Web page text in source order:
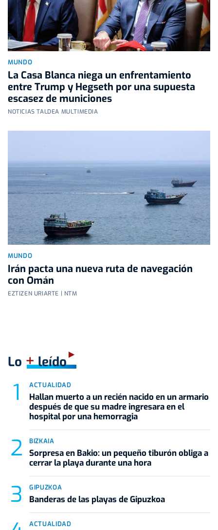
MUNDO
La Casa Blanca niega un enfrentamiento
entre Trump y Hegseth por una supuesta
escasez de municiones
NOTICIAS TALDEA MULTIMEDIA
MUNDO
Irán pacta una nueva ruta de navegación
con Omán
EZTIZEN URIARTE | NTM
Lo +leído
ACTUALIDAD
Hallan muerto a un recién nacido en un armario
después de que su madre ingresara en el
hospital por una hemorragia
BIZKAIA
Sorpresa en Bakio: un pequeño tiburón obliga a
cerrar la playa durante una hora
GIPUZKOA
Banderas de las playas de Gipuzkoa
ACTUALIDAD